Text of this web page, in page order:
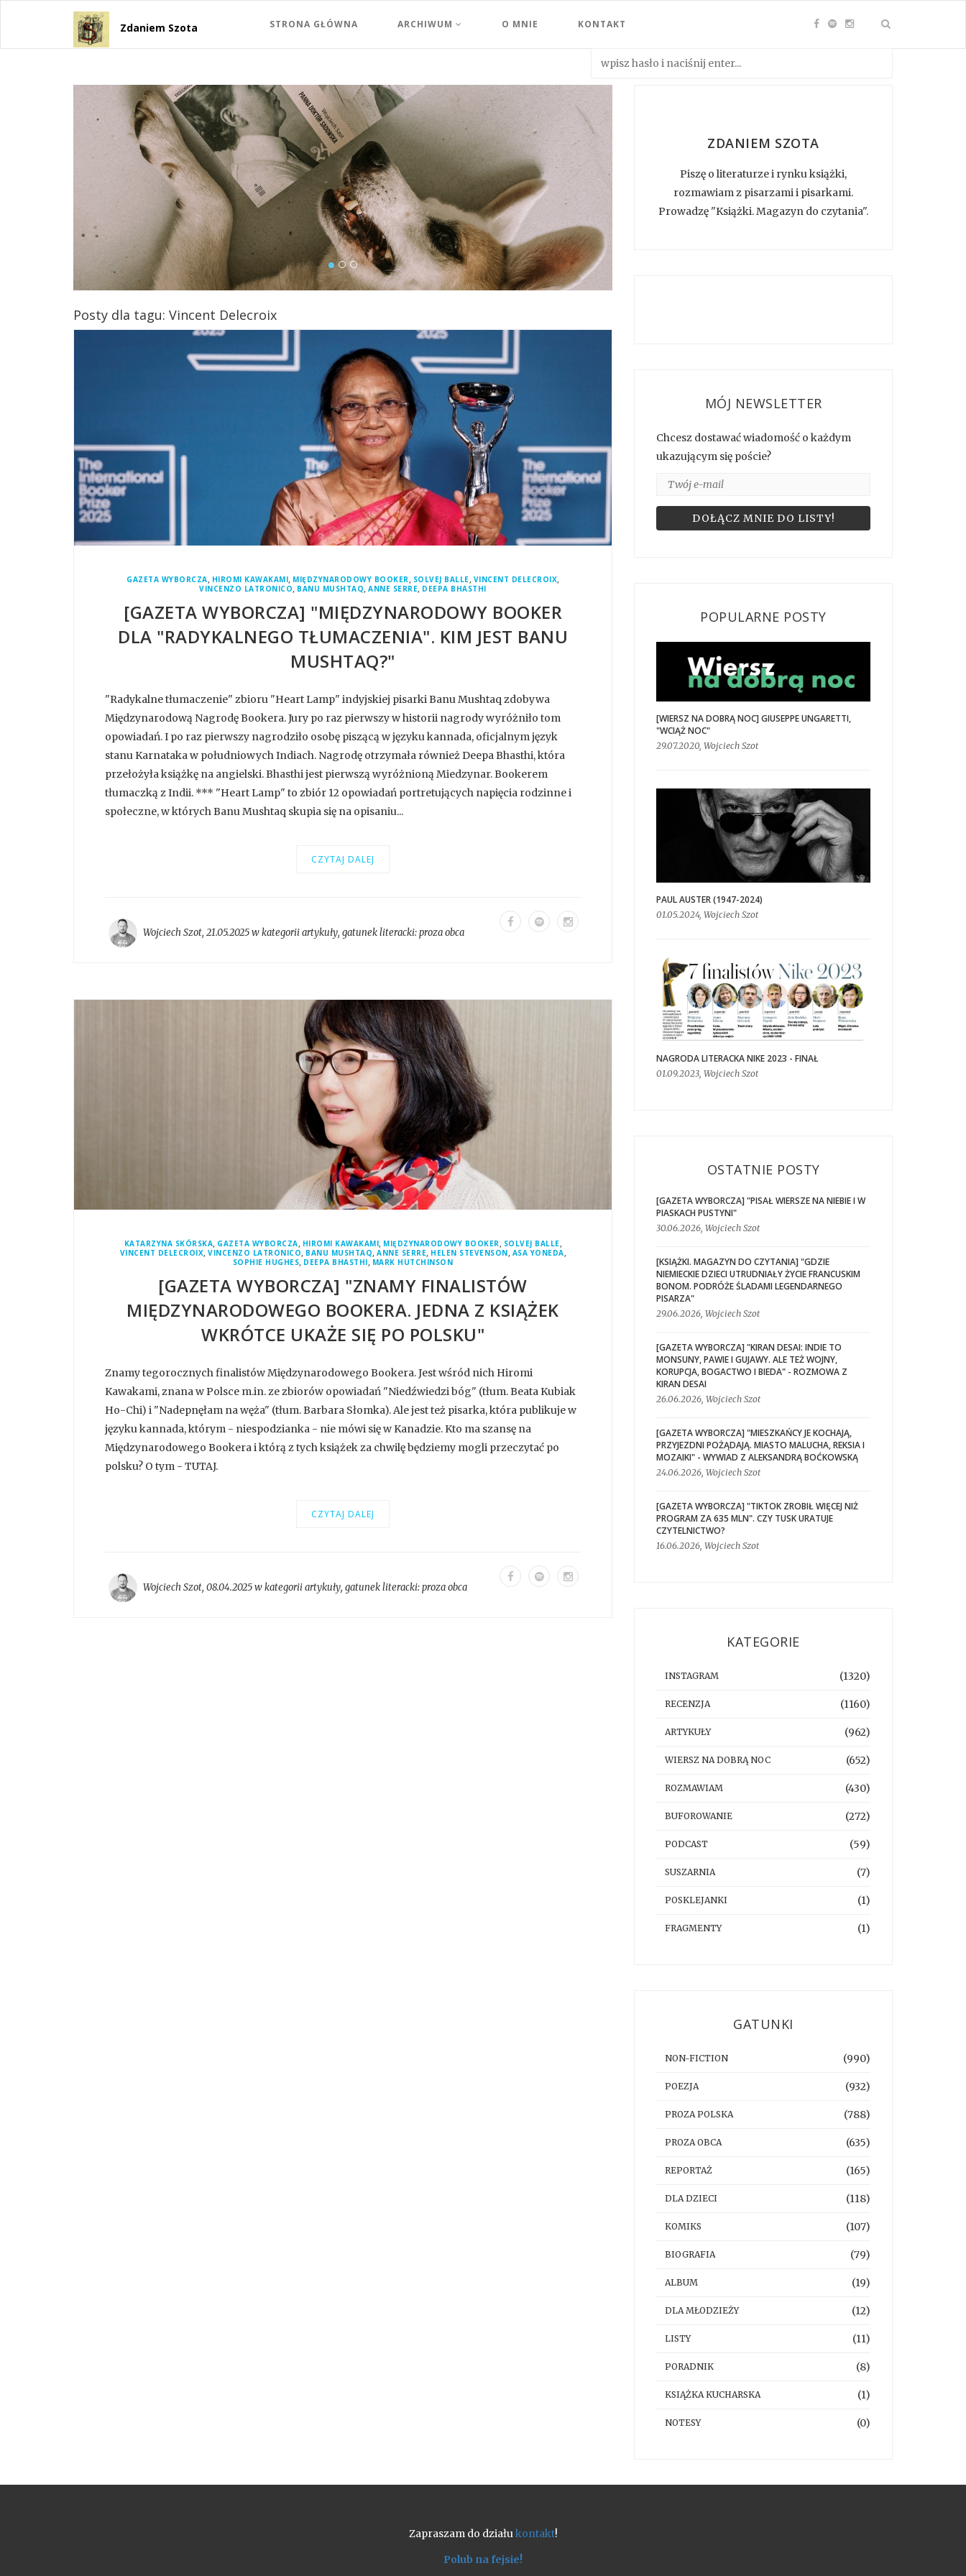
Zdaniem Szota STRONA GŁÓWNA ARCHIWUM O MNIE KONTAKT
Posty dla tagu: Vincent Delecroix
GAZETA WYBORCZA, HIROMI KAWAKAMI, MIĘDZYNARODOWY BOOKER, SOLVEJ BALLE, VINCENT DELECROIX,
VINCENZO LATRONICO, BANU MUSHTAQ,ANNE SERRE, DEEPA BHASTHI
[GAZETA WYBORCZA] "MIĘDZYNARODOWY BOOKER
DLA "RADYKALNEGO TŁUMACZENIA". KIM JEST BANU
MUSHTAQ?"
"Radykalne tłumaczenie" zbioru "Heart Lamp" indyjskiej pisarki Banu Mushtaq zdobywa
Międzynarodową Nagrodę Bookera. Jury po raz pierwszy w historii nagrody wyróżniło tom
opowiadań. I po raz pierwszy nagrodziło osobę piszącą w języku kannada, oficjalnym język
stanu Karnataka w południowych Indiach. Nagrodę otrzymała również Deepa Bhasthi, która
przełożyła książkę na angielski. Bhasthi jest pierwszą wyróżnioną Miedzynar. Bookerem
tłumaczką z Indii. *** "Heart Lamp" to zbiór 12 opowiadań portretujących napięcia rodzinne i
społeczne, w których Banu Mushtaq skupia się na opisaniu...
CZYTAJ DALEJ
Wojciech Szot, 21.05.2025 w kategoriiartykuły, gatunek literacki:proza obca
KATARZYNA SKÓRSKA, GAZETA WYBORCZA, HIROMI KAWAKAMI, MIĘDZYNARODOWY BOOKER, SOLVEJ BALLE,
VINCENT DELECROIX, VINCENZO LATRONICO, BANU MUSHTAQ, ANNE SERRE, HELEN STEVENSON, ASA YONEDA,
SOPHIE HUGHES, DEEPA BHASTHI, MARK HUTCHINSON
[GAZETA WYBORCZA] "ZNAMY FINALISTÓW
MIĘDZYNARODOWEGO BOOKERA. JEDNA Z KSIĄŻEK
WKRÓTCE UKAŻE SIĘ PO POLSKU"
Znamy tegorocznych finalistów Międzynarodowego Bookera. Jest wśród nich Hiromi
Kawakami, znana w Polsce m.in. ze zbiorów opowiadań "Niedźwiedzi bóg" (tłum. Beata Kubiak
Ho-Chi) i "Nadepnęłam na węża" (tłum. Barbara Słomka). Ale jest też pisarka, która publikuje w
języku kannada, którym - niespodzianka - nie mówi się w Kanadzie. Kto ma szansę na
Międzynarodowego Bookera i którą z tych książek za chwilę będziemy mogli przeczytać po
polsku? O tym - TUTAJ.
CZYTAJ DALEJ
Wojciech Szot, 08.04.2025 w kategoriiartykuły, gatunek literacki:proza obca
ZDANIEM SZOTA
Piszę o literaturze i rynku książki,
rozmawiam z pisarzami i pisarkami.
Prowadzę "Książki. Magazyn do czytania".
MÓJ NEWSLETTER
Chcesz dostawać wiadomość o każdym
ukazującym się poście?
POPULARNE POSTY
[WIERSZ NA DOBRĄ NOC] GIUSEPPE UNGARETTI,
"WCIĄŻ NOC"
29.07.2020, Wojciech Szot
PAUL AUSTER (1947-2024)
01.05.2024, Wojciech Szot
NAGRODA LITERACKA NIKE 2023 - FINAŁ
01.09.2023, Wojciech Szot
OSTATNIE POSTY
[GAZETA WYBORCZA] "PISAŁ WIERSZE NA NIEBIE I W
PIASKACH PUSTYNI"
30.06.2026, Wojciech Szot
[KSIĄŻKI. MAGAZYN DO CZYTANIA] "GDZIE
NIEMIECKIE DZIECI UTRUDNIAŁY ŻYCIE FRANCUSKIM
BONOM. PODRÓŻE ŚLADAMI LEGENDARNEGO
PISARZA"
29.06.2026, Wojciech Szot
[GAZETA WYBORCZA] "KIRAN DESAI: INDIE TO
MONSUNY, PAWIE I GUJAWY. ALE TEŻ WOJNY,
KORUPCJA, BOGACTWO I BIEDA" - ROZMOWA Z
KIRAN DESAI
26.06.2026, Wojciech Szot
[GAZETA WYBORCZA] "MIESZKAŃCY JE KOCHAJĄ,
PRZYJEZDNI POŻĄDAJĄ. MIASTO MALUCHA, REKSIA I
MOZAIKI" - WYWIAD Z ALEKSANDRĄ BOĆKOWSKĄ
24.06.2026, Wojciech Szot
[GAZETA WYBORCZA] "TIKTOK ZROBIŁ WIĘCEJ NIŻ
PROGRAM ZA 635 MLN". CZY TUSK URATUJE
CZYTELNICTWO?
16.06.2026, Wojciech Szot
KATEGORIE
INSTAGRAM (1320)
RECENZJA (1160)
ARTYKUŁY (962)
WIERSZ NA DOBRĄ NOC (652)
ROZMAWIAM (430)
BUFOROWANIE (272)
PODCAST (59)
SUSZARNIA (7)
POSKLEJANKI (1)
FRAGMENTY (1)
GATUNKI
NON-FICTION (990)
POEZJA (932)
PROZA POLSKA (788)
PROZA OBCA (635)
REPORTAŻ (165)
DLA DZIECI (118)
KOMIKS (107)
BIOGRAFIA (79)
ALBUM (19)
DLA MŁODZIEŻY (12)
LISTY (11)
PORADNIK (8)
KSIĄŻKA KUCHARSKA (1)
NOTESY (0)
Zapraszam do działukontakt!
Polub na fejsie!